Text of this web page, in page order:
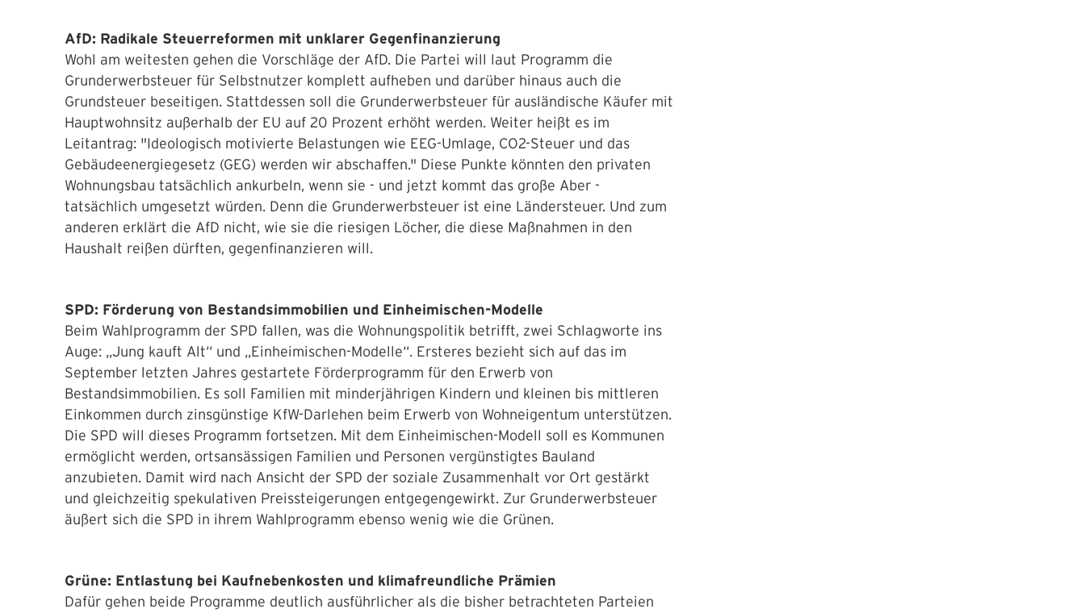
AfD: Radikale Steuerreformen mit unklarer Gegenfinanzierung
Wohl am weitesten gehen die Vorschläge der AfD. Die Partei will laut Programm die
Grunderwerbsteuer für Selbstnutzer komplett aufheben und darüber hinaus auch die
Grundsteuer beseitigen. Stattdessen soll die Grunderwerbsteuer für ausländische Käufer mit
Hauptwohnsitz außerhalb der EU auf 20 Prozent erhöht werden. Weiter heißt es im
Leitantrag: "Ideologisch motivierte Belastungen wie EEG-Umlage, CO2-Steuer und das
Gebäudeenergiegesetz (GEG) werden wir abschaffen." Diese Punkte könnten den privaten
Wohnungsbau tatsächlich ankurbeln, wenn sie - und jetzt kommt das große Aber -
tatsächlich umgesetzt würden. Denn die Grunderwerbsteuer ist eine Ländersteuer. Und zum
anderen erklärt die AfD nicht, wie sie die riesigen Löcher, die diese Maßnahmen in den
Haushalt reißen dürften, gegenfinanzieren will.
SPD: Förderung von Bestandsimmobilien und Einheimischen-Modelle
Beim Wahlprogramm der SPD fallen, was die Wohnungspolitik betrifft, zwei Schlagworte ins
Auge: „Jung kauft Alt“ und „Einheimischen-Modelle“. Ersteres bezieht sich auf das im
September letzten Jahres gestartete Förderprogramm für den Erwerb von
Bestandsimmobilien. Es soll Familien mit minderjährigen Kindern und kleinen bis mittleren
Einkommen durch zinsgünstige KfW-Darlehen beim Erwerb von Wohneigentum unterstützen.
Die SPD will dieses Programm fortsetzen. Mit dem Einheimischen-Modell soll es Kommunen
ermöglicht werden, ortsansässigen Familien und Personen vergünstigtes Bauland
anzubieten. Damit wird nach Ansicht der SPD der soziale Zusammenhalt vor Ort gestärkt
und gleichzeitig spekulativen Preissteigerungen entgegengewirkt. Zur Grunderwerbsteuer
äußert sich die SPD in ihrem Wahlprogramm ebenso wenig wie die Grünen.
Grüne: Entlastung bei Kaufnebenkosten und klimafreundliche Prämien
Dafür gehen beide Programme deutlich ausführlicher als die bisher betrachteten Parteien